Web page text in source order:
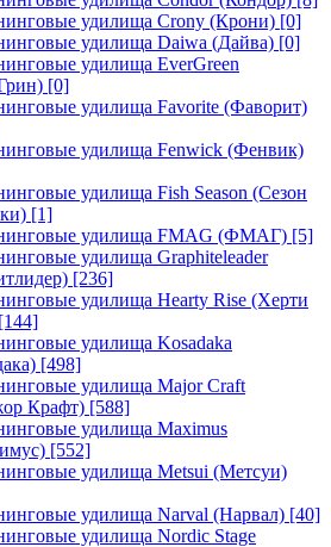
удилища Crony (Крони) [0]
удилища Daiwa (Дайва) [0]
удилища EverGreen
[0]
удилища Favorite (Фаворит)
удилища Fenwick (Фенвик)
удилища Fish Season (Сезон
[1]
удилища FMAG (ФМАГ) [5]
удилища Graphiteleader
[236]
удилища Hearty Rise (Херти
[144]
удилища Kosadaka
[498]
удилища Major Craft
Крафт) [588]
удилища Maximus
[552]
удилища Metsui (Метсуи)
удилища Narval (Нарвал) [40]
удилища Nordic Stage